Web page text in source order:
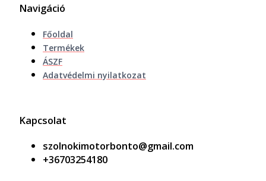
Navigáció
Főoldal
Termékek
ÁSZF
Adatvédelmi nyilatkozat
Kapcsolat
szolnokimotorbonto@gmail.com
+36703254180